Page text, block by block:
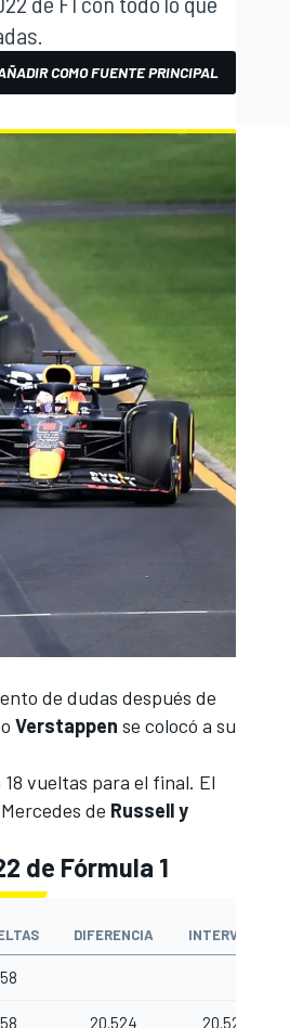
COMO FUENTE PRINCIPAL
de dudas después de
Verstappen se colocó a su
vueltas para el final. El
Mercedes de Russell y
de Fórmula 1
DIFERENCIA INTERVALO
58
58 20.524 20.524